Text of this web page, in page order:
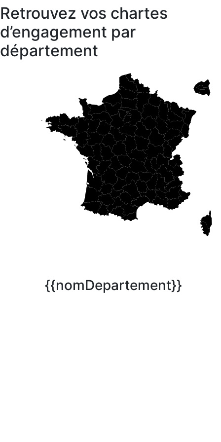
Retrouvez vos chartes
d’engagement par
département
{{nomDepartement}}